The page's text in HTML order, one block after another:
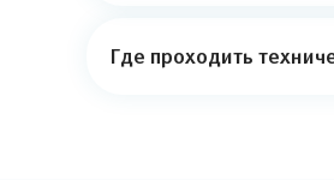
Где проходить